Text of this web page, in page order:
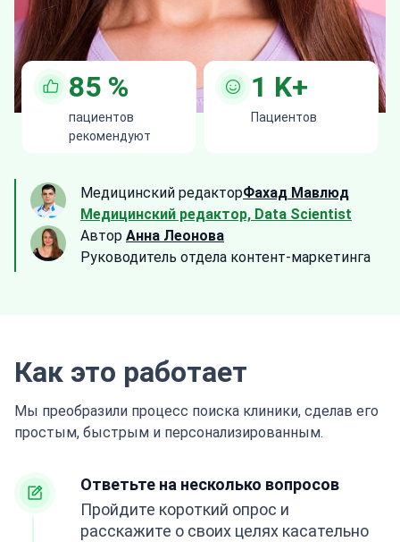
85 %
пациентов
рекомендуют
1 K+
Пациентов
Медицинский редакторФахад Мавлюд
Медицинский редактор, Data Scientist
Автор Анна Леонова
Руководитель отдела контент-маркетинга
Как это работает
Мы преобразили процесс поиска клиники, сделав его
простым, быстрым и персонализированным.
Ответьте на несколько вопросов
Пройдите короткий опрос и
расскажите о своих целях касательно